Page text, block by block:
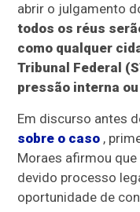
abrir o julgamento
todos os réus
como qualquer
Tribunal Federal
pressão interna
Em discurso antes
sobre o caso ,
Moraes afirmou
devido processo
oportunidade de